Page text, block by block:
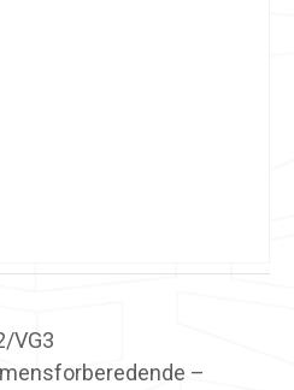
VG3
–